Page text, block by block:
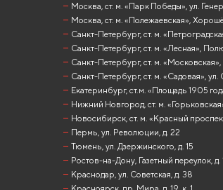
Москва, ст. м. «Парк Победы», ул.
Москва, ст. м. «Полежаевская»,
Санкт-Петербург, ст. м.
Санкт-Петербург, ст. м. «Лесная»,
Санкт-Петербург, ст. м.
Санкт-Петербург, ст. м. «Садовая»,
Екатеринбург, ст.м. «Площадь 1905
Нижний Новгород, ст. м.
Новосибирск, ст. м. «Красный
Пермь, ул. Революции, д. 22
Тюмень, ул. Дзержинского, д. 15
Ростов-на-Дону, Газетный переулок, д.
Краснодар, ул. Советская, д. 38